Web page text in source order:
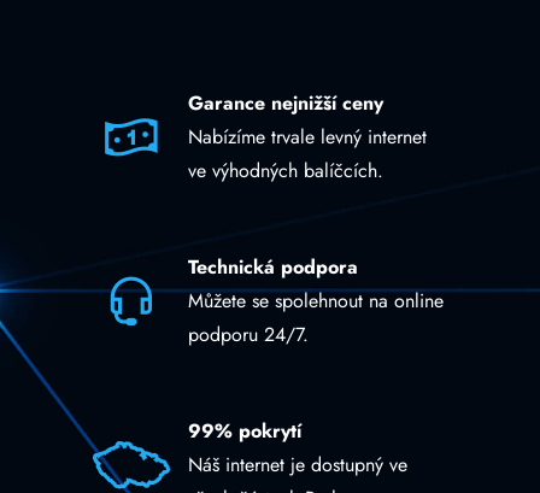
Garance nejnižší ceny
Nabízíme trvale levný internet
ve výhodných balíčcích.
Technická podpora
Můžete se spolehnout na online
podporu 24/7.
99% pokrytí
Náš internet je dostupný ve